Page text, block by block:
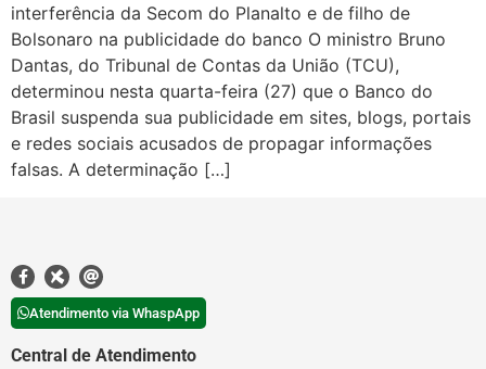
interferência da Secom do Planalto e de filho de
Bolsonaro na publicidade do banco O ministro Bruno
Dantas, do Tribunal de Contas da União (TCU),
determinou nesta quarta-feira (27) que o Banco do
Brasil suspenda sua publicidade em sites, blogs, portais
e redes sociais acusados de propagar informações
falsas. A determinação […]
Atendimento via WhaspApp
Central de Atendimento